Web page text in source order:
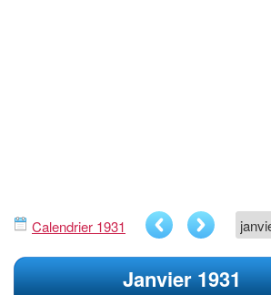
Calendrier 1931
Janvier 1931